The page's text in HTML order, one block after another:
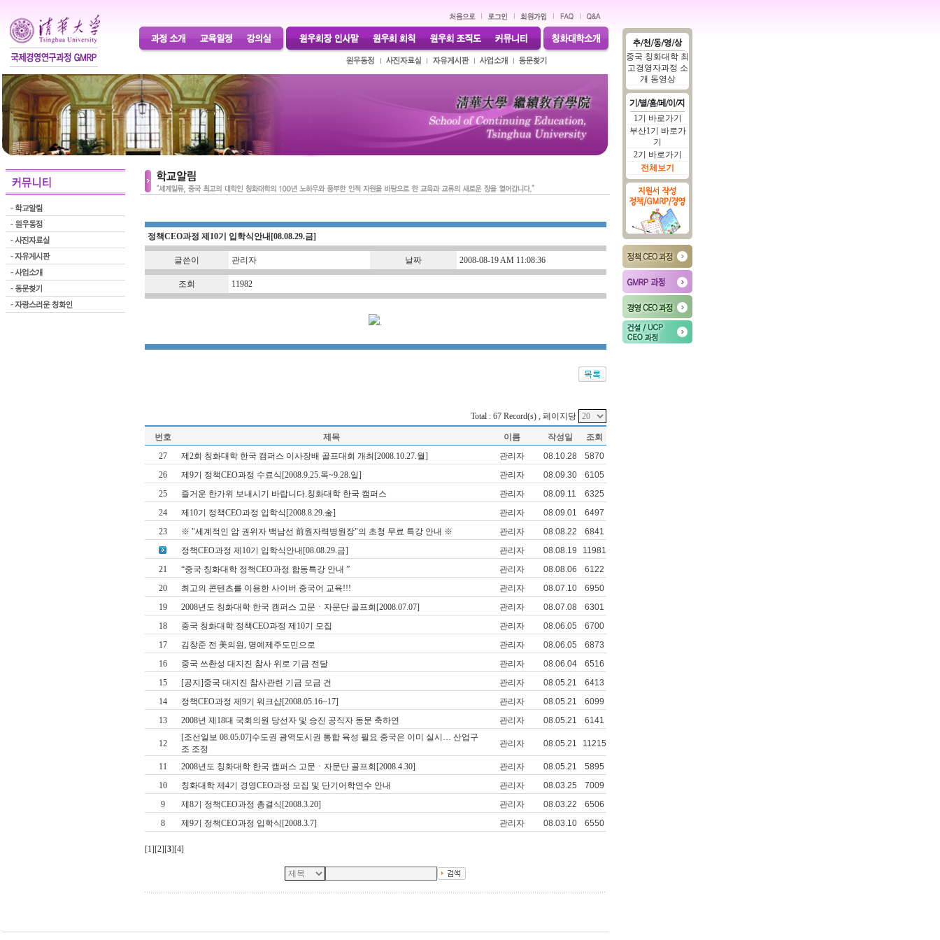
중국 칭화대학 최
고경영자과정 소
개 동영상
1기 바로가기
부산1기 바로가
기
2기 바로가기
전체보기
정책CEO과정 제10기 입학식안내[08.08.29.금]
글쓴이 관리자 날짜 2008-08-19 AM 11:08:36
조회 11982
.
Total : 67 Record(s) , 페이지당
번호 제목 이름 작성일
조회
27
제2회 칭화대학 한국 캠퍼스 이사장배 골프대회 개최[2008.10.27.월] 관리자 08.10.28
5870
26
제9기 정책CEO과정 수료식[2008.9.25.목~9.28.일] 관리자 08.09.30
6105
25
즐거운 한가위 보내시기 바랍니다.칭화대학 한국 캠퍼스 관리자 08.09.11
6325
24
제10기 정책CEO과정 입학식[2008.8.29.金] 관리자 08.09.01
6497
23
※ "세계적인 암 권위자 백남선 前원자력병원장"의 초청 무료 특강 안내 ※ 관리자 08.08.22
6841
정책CEO과정 제10기 입학식안내[08.08.29.금]
관리자 08.08.19
11981
21
“중국 칭화대학 정책CEO과정 합동특강 안내 ” 관리자 08.08.06
6122
20
최고의 콘텐츠를 이용한 사이버 중국어 교육!!! 관리자 08.07.10
6950
19
2008년도 칭화대학 한국 캠퍼스 고문ㆍ자문단 골프회[2008.07.07] 관리자 08.07.08
6301
18
중국 칭화대학 정책CEO과정 제10기 모집 관리자 08.06.05
6700
17
김창준 전 美의원, 명예제주도민으로 관리자 08.06.05
6873
16
중국 쓰촨성 대지진 참사 위로 기금 전달 관리자 08.06.04
6516
15
[공지]중국 대지진 참사관련 기금 모금 건 관리자 08.05.21
6413
14
정책CEO과정 제9기 워크샵[2008.05.16~17] 관리자 08.05.21
6099
13
2008년 제18대 국회의원 당선자 및 승진 공직자 동문 축하연 관리자 08.05.21 6141
12
[조선일보 08.05.07]수도권 광역도시권 통합 육성 필요 중국은 이미 실시… 산업구
조 조정
관리자 08.05.21 11215
11 2008년도 칭화대학 한국 캠퍼스 고문ㆍ자문단 골프회[2008.4.30] 관리자 08.05.21
5895
10
칭화대학 제4기 경영CEO과정 모집 및 단기어학연수 안내 관리자 08.03.25
7009
9
제8기 정책CEO과정 총결식[2008.3.20] 관리자 08.03.22
6506
8
제9기 정책CEO과정 입학식[2008.3.7] 관리자 08.03.10 6550
[1][2][3][4]